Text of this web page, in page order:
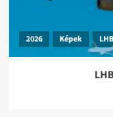
2026 Képek